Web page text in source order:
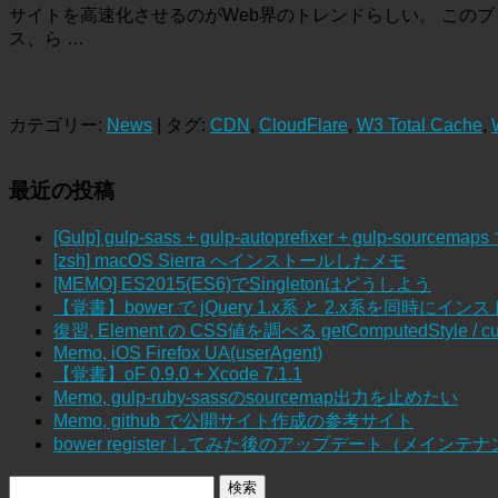
サイトを高速化させるのがWeb界のトレンドらしい。 この
ス、ら …
カテゴリー: News | タグ: CDN , CloudFlare, W3 Total Cache,
最近の投稿
[Gulp] gulp-sass + gulp-autoprefixer + gulp-
[zsh] macOS Sierra へインストールしたメモ
[MEMO] ES2015(ES6)でSingletonはどうしよう
【覚書】bower で jQuery 1.x系 と 2.x系を同時にインス
復習, Element の CSS値を調べる getComputedStyle /
Memo, iOS Firefox UA(userAgent)
【覚書】oF 0.9.0 + Xcode 7.1.1
Memo, gulp-ruby-sassのsourcemap出力を止めたい
Memo, github で公開サイト作成の参考サイト
bower register してみた後のアップデート（メインテナ